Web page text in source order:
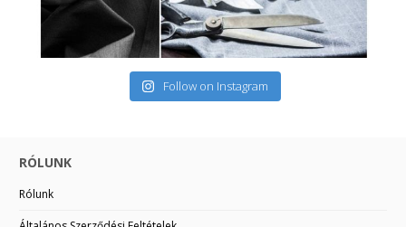
Follow on Instagram
RÓLUNK
Rólunk